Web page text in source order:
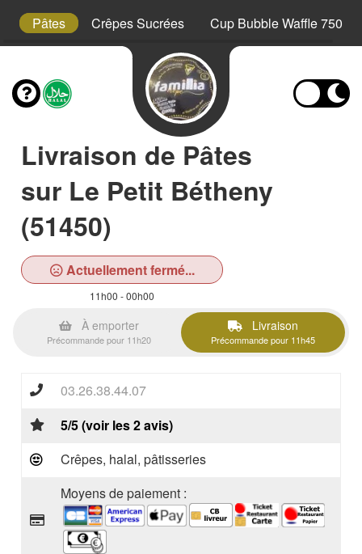
Pâtes Crêpes Sucrées Cup Bubble Waffle 750 ml
Livraison de Pâtes
sur Le Petit Bétheny
(51450)
Actuellement fermé...
11h00 - 00h00
À emporter
Précommande pour 11h20
Livraison
Précommande pour 11h45
03.26.38.44.07
5/5 (voir les 2 avis)
Crêpes, halal, pâtisseries
Moyens de paiement :